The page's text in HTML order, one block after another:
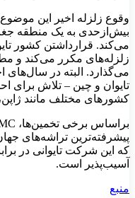
وقوع زلزله اخیر این موضوع
بیش‌ازحدی به یک منطقه
می‌کند. قرارداشتن کشور
می‌گذارد. البته در سال‌های
تایوان و چین – تلاش برای
کشورهای مختلف مانند
پیشرفته‌ترین تراشه‌های
که این شرکت تایوانی در
آسیب‌پذیر است.
منبع